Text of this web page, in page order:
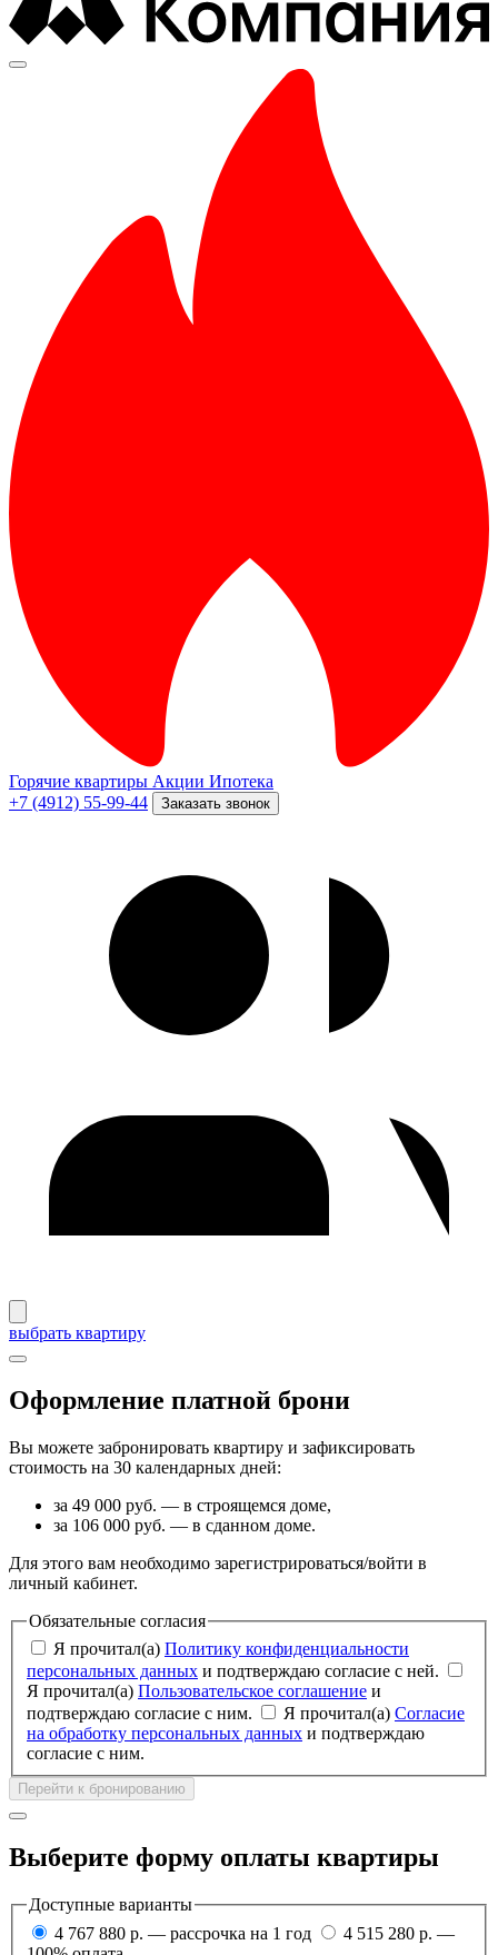
Горячие квартиры Акции Ипотека
+7 (4912) 55-99-44
Заказать звонок
выбрать квартиру
Оформление платной брони
Вы можете забронировать квартиру и зафиксировать
стоимость на 30 календарных дней:
за 49 000 руб. — в строящемся доме,
за 106 000 руб. — в сданном доме.
Для этого вам необходимо зарегистрироваться/войти в
личный кабинет.
Обязательные согласия
Я прочитал(а) Политику конфиденциальности
персональных данных и подтверждаю согласие с ней.
Я прочитал(а) Пользовательское соглашение
подтверждаю согласие с ним.
Я прочитал(а) Согласие
на обработку персональных данных
согласие с ним.
Перейти к бронированию
Выберите форму оплаты квартиры
Доступные варианты
4 767 880 р. — рассрочка на 1 год
4 515 280 р. —